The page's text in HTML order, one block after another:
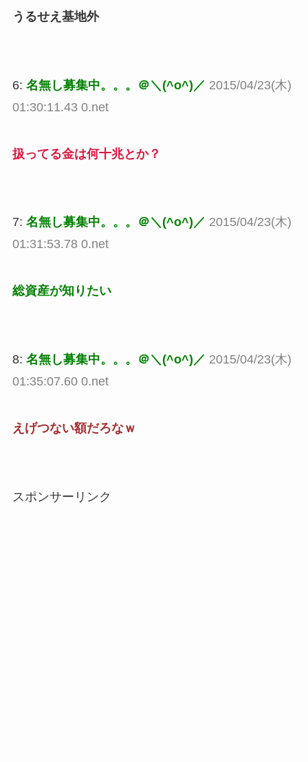
うるせえ基地外
6: 名無し募集中。。。＠＼(^o^)／ 2015/04/23(木)
01:30:11.43 0.net
扱ってる金は何十兆とか？
7: 名無し募集中。。。＠＼(^o^)／ 2015/04/23(木)
01:31:53.78 0.net
総資産が知りたい
8: 名無し募集中。。。＠＼(^o^)／ 2015/04/23(木)
01:35:07.60 0.net
えげつない額だろなｗ
スポンサーリンク